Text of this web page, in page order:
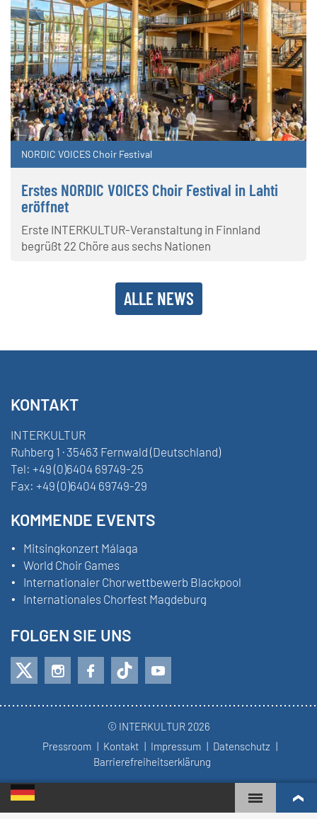
NORDIC VOICES Choir Festival
Erstes NORDIC VOICES Choir Festival in Lahti
eröffnet
Erste INTERKULTUR-Veranstaltung in Finnland
begrüßt 22 Chöre aus sechs Nationen
ALLE NEWS
KONTAKT
INTERKULTUR
Ruhberg 1 · 35463 Fernwald (Deutschland)
Tel: +49 (0)6404 69749-25
Fax: +49 (0)6404 69749-29
KOMMENDE EVENTS
Mitsingkonzert Málaga
World Choir Games
Internationaler Chorwettbewerb Blackpool
Internationales Chorfest Magdeburg
FOLGEN SIE UNS
© INTERKULTUR 2026
Pressroom
Kontakt Impressum
Datenschutz
Barrierefreiheitserklärung
WORLD CHOIR GAMES